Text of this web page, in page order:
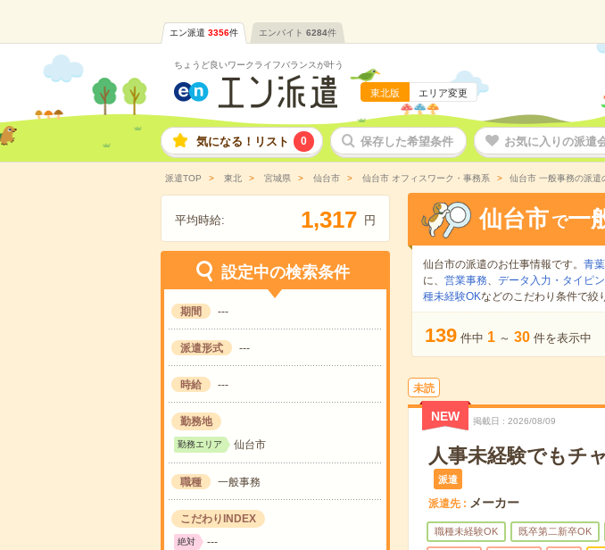
エン派遣 3356件 エンバイト 6284件
ちょうど良いワークライフバランスが叶う
東北版 エリア変更
気になる！リスト 0 保存した希望条件 お気に入りの派遣
派遣TOP 東北 宮城県 仙台市 仙台市 オフィスワーク・事務系 仙台市 一般事務の派遣
平均時給: 1,317 円
設定中の検索条件
期間 ---
派遣形式 ---
時給 ---
勤務地
勤務エリア 仙台市
職種 一般事務
こだわりINDEX
絶対 ---
仙台市 で一
仙台市の派遣のお仕事情報です。 青
に、 営業事務、 データ入力・タイピ
種未経験OKなどのこだわり条件で絞
139 件中 1 ～ 30 件を表示中
未読
NEW 掲載日 2026/08/09
人事未経験でもチ
派遣
派遣先 メーカー
職種未経験OK 既卒第二新卒OK